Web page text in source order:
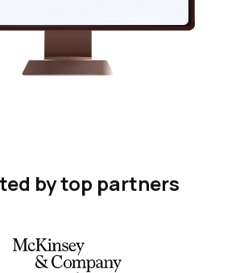
by top partners